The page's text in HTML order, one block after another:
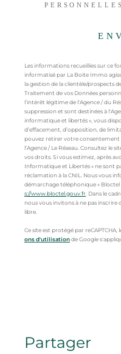
Les informations recueillies sur ce
informatisé par La Boite Immo
la gestion de la clientèle/prospects
Traitement de vos Données
l'intérêt légitime de l'Agence / du
suppression et sont destinées à
informatique et libertés », vous
d’effacement, d’opposition, de
pouvez retirer votre
l’Agence / Le Réseau. Consultez le
vos droits. Si vous estimez, après
Informatique et Libertés » ne sont
réclamation à la CNIL. Nous vous
démarchage téléphonique « Bloctel
s://www.bloctel.gouv.fr . Dans le
nous vous invitons à ne pas inscrire
libre.
Ce site est protégé par reCAPTCHA,
ons d'utilisationde Google
partager